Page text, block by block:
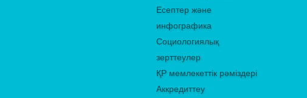
Есептер және
инфографика
Социологиялық
зерттеулер
ҚР мемлекеттік рәміздері
Аккредиттеу